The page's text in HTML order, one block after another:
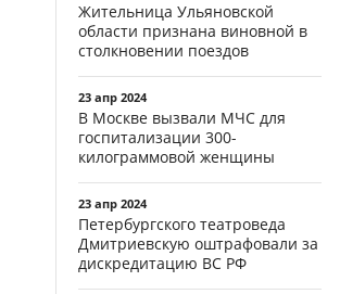
Жительница Ульяновской
области признана виновной в
столкновении поездов
23 апр 2024
В Москве вызвали МЧС для
госпитализации 300-
килограммовой женщины
23 апр 2024
Петербургского театроведа
Дмитриевскую оштрафовали за
дискредитацию ВС РФ